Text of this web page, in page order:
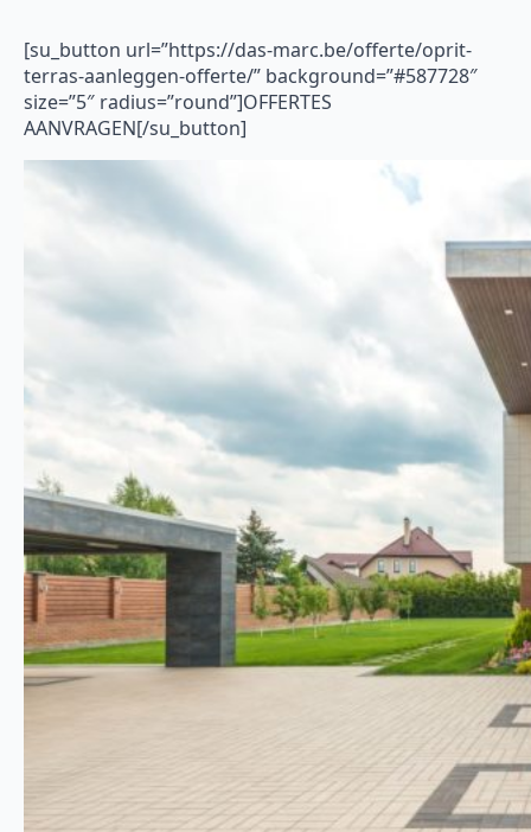
[su_button url=”https://das-marc.be/offerte/oprit-
terras-aanleggen-offerte/” background=”#587728″
size=”5″ radius=”round”]OFFERTES
AANVRAGEN[/su_button]